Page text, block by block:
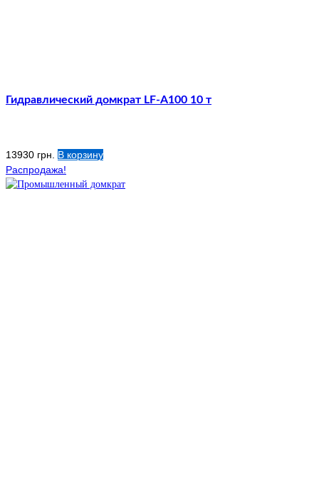
Гидравлический домкрат LF-A100 10 т
13930 грн.
В корзину
Распродажа!